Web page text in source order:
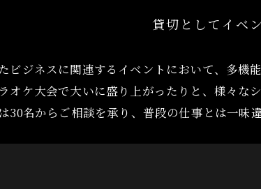
貸切としてイベ
ビジネスに関連するイベントにおいて、多
オケ大会で大いに盛り上がったりと、様々
30名からご相談を承り、普段の仕事とは一味